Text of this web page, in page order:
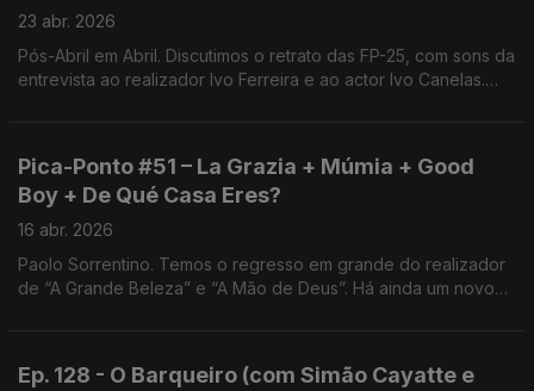
23 abr. 2026
Pós-Abril em Abril. Discutimos o retrato das FP-25, com sons da
entrevista ao realizador Ivo Ferreira e ao actor Ivo Canelas.
Pica-Ponto #51 – La Grazia + Múmia + Good
Boy + De Qué Casa Eres?
16 abr. 2026
Paolo Sorrentino. Temos o regresso em grande do realizador
de “A Grande Beleza” e “A Mão de Deus”. Há ainda um novo
Ep. 128 - O Barqueiro (com Simão Cayatte e